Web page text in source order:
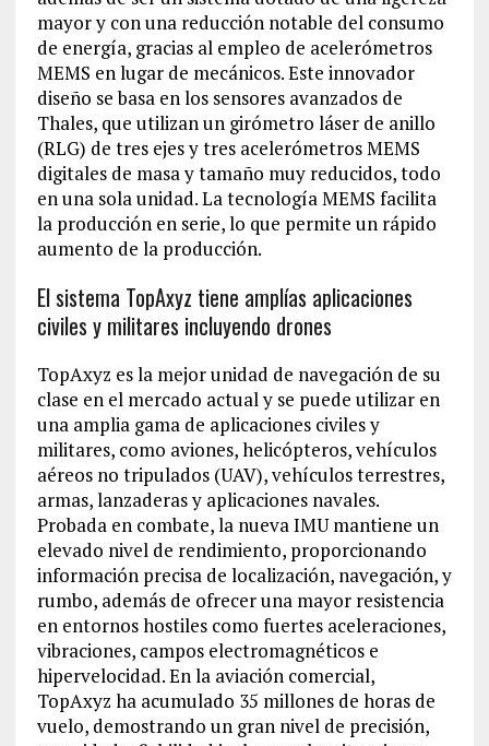
mayor y con una reducción notable del consumo
de energía, gracias al empleo de acelerómetros
MEMS en lugar de mecánicos. Este innovador
diseño se basa en los sensores avanzados de
Thales, que utilizan un girómetro láser de anillo
(RLG) de tres ejes y tres acelerómetros MEMS
digitales de masa y tamaño muy reducidos, todo
en una sola unidad. La tecnología MEMS facilita
la producción en serie, lo que permite un rápido
aumento de la producción.
El sistema TopAxyz tiene amplías aplicaciones
civiles y militares incluyendo drones
TopAxyz es la mejor unidad de navegación de su
clase en el mercado actual y se puede utilizar en
una amplia gama de aplicaciones civiles y
militares, como aviones, helicópteros, vehículos
aéreos no tripulados (UAV), vehículos terrestres,
armas, lanzaderas y aplicaciones navales.
Probada en combate, la nueva IMU mantiene un
elevado nivel de rendimiento, proporcionando
información precisa de localización, navegación, y
rumbo, además de ofrecer una mayor resistencia
en entornos hostiles como fuertes aceleraciones,
vibraciones, campos electromagnéticos e
hipervelocidad. En la aviación comercial,
TopAxyz ha acumulado 35 millones de horas de
vuelo, demostrando un gran nivel de precisión,